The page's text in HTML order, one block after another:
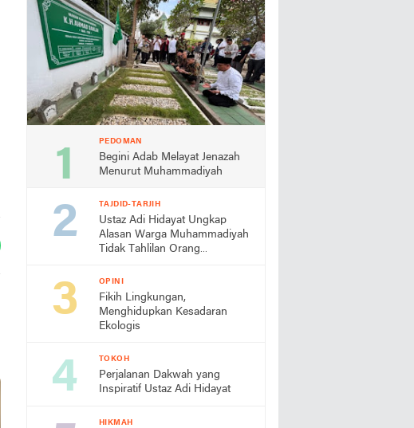
PEDOMAN
Begini Adab Melayat Jenazah
Menurut Muhammadiyah
TAJDID-TARJIH
Ustaz Adi Hidayat Ungkap
Alasan Warga Muhammadiyah
Tidak Tahlilan Orang
OPINI
Fikih Lingkungan,
Menghidupkan Kesadaran
Ekologis
TOKOH
Perjalanan Dakwah yang
Inspiratif Ustaz Adi Hidayat
HIKMAH